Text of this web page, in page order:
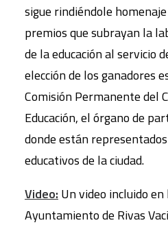
sigue rindiéndole
premios que subrayan la
de la educación al servicio
elección de los ganadores
Comisión Permanente del
Educación, el órgano de
donde están
educativos de la ciudad.
Video: Un video incluido
Ayuntamiento de Rivas